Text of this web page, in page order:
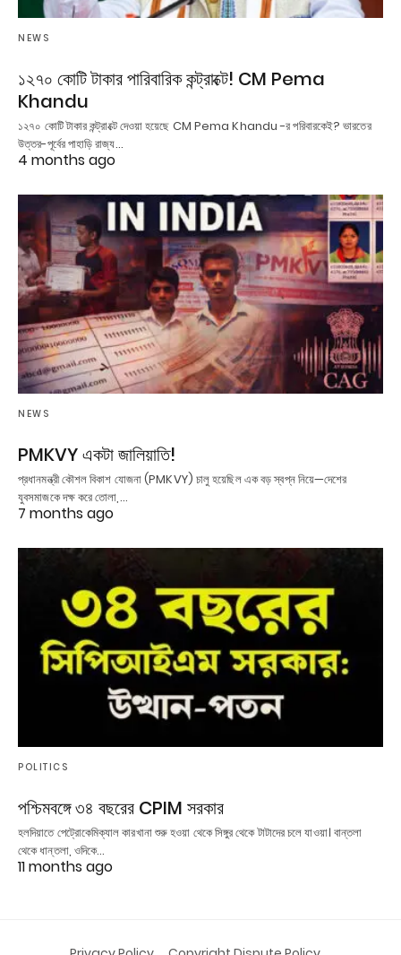
NEWS
১২৭০ কোটি টাকার পারিবারিক কন্ট্রাক্টে! CM Pema
Khandu
১২৭০ কোটি টাকার কন্ট্রাক্টে দেওয়া হয়েছে CM Pema Khandu -র পরিবারকেই? ভারতের
উত্তর-পূর্বের পাহাড়ি রাজ্য…
4 months ago
NEWS
PMKVY একটা জালিয়াতি!
প্রধানমন্ত্রী কৌশল বিকাশ যোজনা (PMKVY) চালু হয়েছিল এক বড় স্বপ্ন নিয়ে—দেশের
যুবসমাজকে দক্ষ করে তোলা,…
7 months ago
POLITICS
পশ্চিমবঙ্গে ৩৪ বছরের CPIM সরকার
হলদিয়াতে পেট্রোকেমিক্যাল কারখানা শুরু হওয়া থেকে সিঙ্গুর থেকে টাটাদের চলে যাওয়া। বান্তলা
থেকে ধান্তলা, ওদিকে…
11 months ago